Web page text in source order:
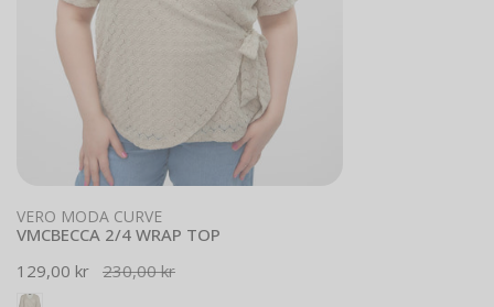
Vælg muligheder
VERO MODA CURVE
VMCBECCA 2/4 WRAP TOP
Udsalgspris
129,00 kr
Normal
pris
230,00 kr